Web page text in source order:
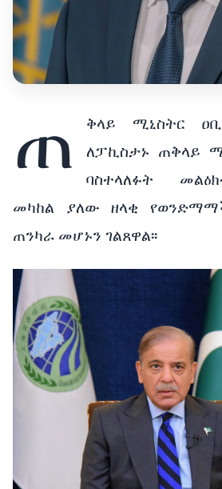
ጠ
ቅላይ ሚኒስትር
ለፓኪስታኑ ጠቅላይ
ባስተላለፉት
መካከል ያለው ዘላቂ
ጠንካራ መሆኑን ገልጸዋል፡፡